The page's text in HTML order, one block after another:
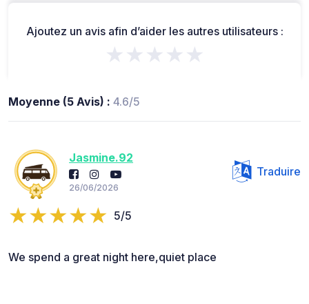
Ajoutez un avis afin d’aider les autres utilisateurs :
★★★★★
Moyenne (5 Avis) : 4.6/5
Jasmine.92
26/06/2026
Traduire
5/5
We spend a great night here,quiet place